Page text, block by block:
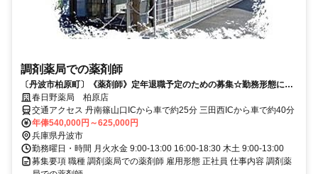
調剤薬局での薬剤師
〔丹波市柏原町〕《薬剤師》定年退職予定のための募集☆勤務形態によ
り最高月収可能☆借り上げ住宅応相談
春日野薬局 柏原店
交通アクセス 丹南篠山口ICから車で約25分 三田西ICから車で約40分
年俸540,000円～625,000円
兵庫県丹波市
勤務曜日・時間 月火水金 9:00-13:00 16:00-18:30 木土 9:00-13:00
募集要項 職種 調剤薬局での薬剤師 雇用形態 正社員 仕事内容 調剤薬